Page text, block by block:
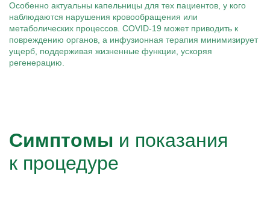
Особенно актуальны капельницы для тех пациентов, у кого
наблюдаются нарушения кровообращения или
метаболических процессов. COVID-19 может приводить к
повреждению органов, а инфузионная терапия минимизирует
ущерб, поддерживая жизненные функции, ускоряя
регенерацию.
Симптомы и показания
к процедуре